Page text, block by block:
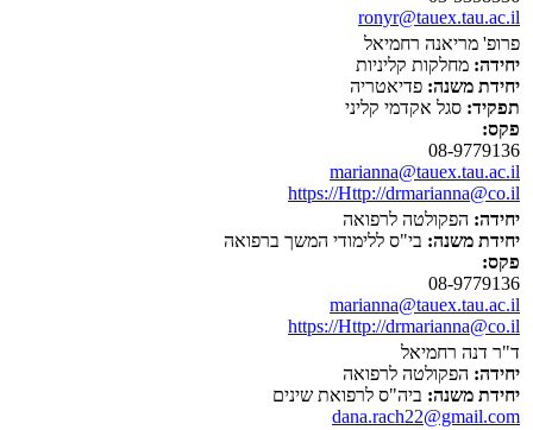
ronyr@tauex.tau.ac.il
פרופ' מריאנה רחמיאל
יחידה: מחלקות קליניות
יחידת משנה: פדיאטריה
תפקיד: סגל אקדמי קליני
פקס:
08-9779136
marianna@tauex.tau.ac.il
https://Http://drmarianna@co.il
יחידה: הפקולטה לרפואה
יחידת משנה: בי"ס ללימודי המשך ברפואה
פקס:
08-9779136
marianna@tauex.tau.ac.il
https://Http://drmarianna@co.il
ד"ר דנה רחמיאל
יחידה: הפקולטה לרפואה
יחידת משנה: ביה"ס לרפואת שינים
dana.rach22@gmail.com